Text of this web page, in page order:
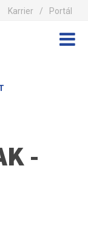
Karrier Portál
-